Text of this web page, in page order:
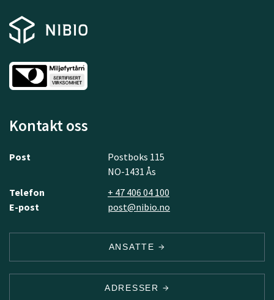
Kontakt oss
Post
Postboks 115
NO-1431 Ås
Telefon
+ 47 406 04 100
E-post
post@nibio.no
ANSATTE
ADRESSER